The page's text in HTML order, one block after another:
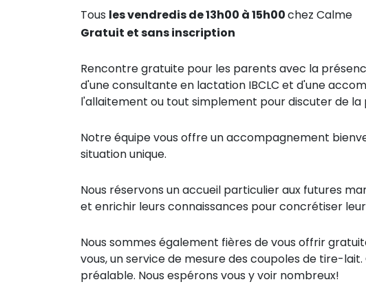
Tous les vendredis de 13h00 à 15h00chez Calme
Gratuit et sans inscription
Rencontre gratuite pour les parents avec la
d'une consultante en lactation IBCLC et d'une
l'allaitement ou tout simplement pour discuter de la
Notre équipe vous offre un accompagnement
situation unique.
Nous réservons un accueil particulier aux futures
et enrichir leurs connaissances pour concrétiser
Nous sommes également fières de vous offrir
vous, un service de mesure des coupoles de tire-
préalable. Nous espérons vous y voir nombreux!